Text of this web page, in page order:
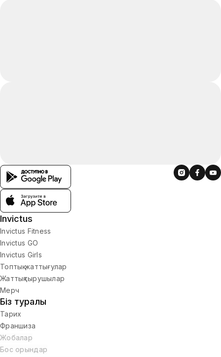
Invictus
Invictus Fitness
Invictus GO
Invictus Girls
Топтық жаттығулар
Жаттықтырушылар
Мерч
Біз туралы
Тарих
Франшиза
Жобалар
Бос орындар